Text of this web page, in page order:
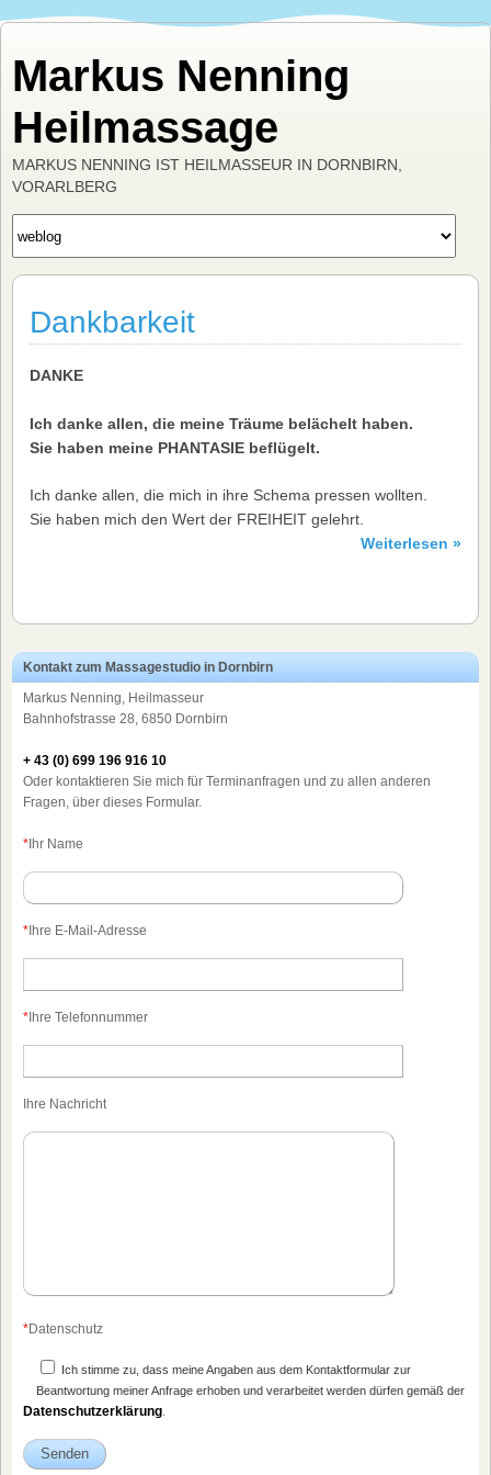
Markus Nenning
Heilmassage
MARKUS NENNING IST HEILMASSEUR IN DORNBIRN,
VORARLBERG
Dankbarkeit
DANKE
Ich danke allen, die meine Träume belächelt haben.
Sie haben meine PHANTASIE beflügelt.
Ich danke allen, die mich in ihre Schema pressen wollten.
Sie haben mich den Wert der FREIHEIT gelehrt.
Weiterlesen »
Kontakt zum Massagestudio in Dornbirn
Markus Nenning, Heilmasseur
Bahnhofstrasse 28, 6850 Dornbirn
+ 43 (0) 699 196 916 10
Oder kontaktieren Sie mich für Terminanfragen und zu allen anderen
Fragen, über dieses Formular.
*Ihr Name
*Ihre E-Mail-Adresse
*Ihre Telefonnummer
Ihre Nachricht
*Datenschutz
Ich stimme zu, dass meine Angaben aus dem Kontaktformular zur
Beantwortung meiner Anfrage erhoben und verarbeitet werden dürfen gemäß der
Datenschutzerklärung